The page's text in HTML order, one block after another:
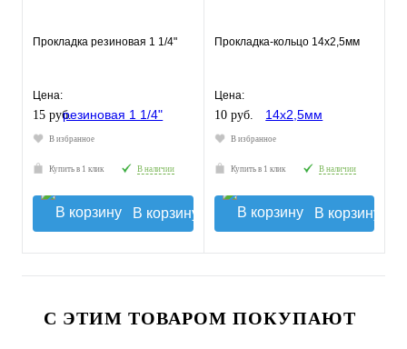
Прокладка резиновая 1 1/4"
Цена:
15 руб.
В избранное
Купить в 1 клик В наличии
В корзину
Прокладка-кольцо 14х2,5мм
Цена:
10 руб.
В избранное
Купить в 1 клик В наличии
В корзину
С ЭТИМ ТОВАРОМ ПОКУПАЮТ